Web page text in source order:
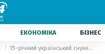
ЕКОНОМІКА БІЗНЕС
15-річний український снукерист Бойко поступився на старті відбору чемпіонату світу-2021